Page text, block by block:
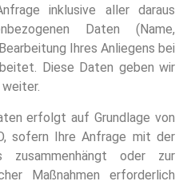
inklusive aller daraus
Daten (Name,
Ihres Anliegens bei
Diese Daten geben wir
erfolgt auf Grundlage von
sofern Ihre Anfrage mit der
zusammenhängt oder zur
Maßnahmen erforderlich